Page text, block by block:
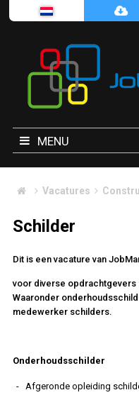
MENU
Vacatures
Schilder
Dit is een vacature van
voor diverse
Waaronder
medewerker schilders.
Onderhoudsschilder
Afgeronde opleiding